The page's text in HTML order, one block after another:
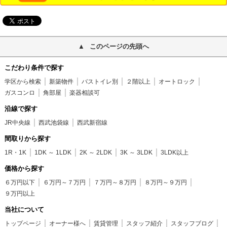
このページの先頭へ
こだわり条件で探す
学区から検索 新築物件 バストイレ別 ２階以上
オートロック
ガスコンロ
角部屋 楽器相談可
沿線で探す
JR中央線 西武池袋線 西武新宿線
間取りから探す
1R・1K 1DK ～ 1LDK 2K ～ 2LDK 3K ～ 3LDK 3LDK以上
価格から探す
６万円以下 ６万円～７万円 ７万円～８万円
８万円～９万円
９万円以上
当社について
トップページ オーナー様へ 賃貸管理 スタッフ紹介 スタッフブログ